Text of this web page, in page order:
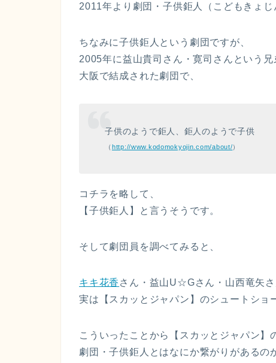
2011年より劇団・子供鉅人（こどもきょじ
ちなみに子供鉅人という劇団ですが、
2005年に益山貴司さん・寛司さんという兄
大阪で結成された劇団で、
子供のようで鉅人、鉅人のようで子供
（ http://www.kodomokyojin.com/about/）
コチラを略して、
【子供鉅人】と言うそうです。
そして劇団員を調べてみると、
キキ花香 さん・益山U☆Gさん・山西竜矢さ
実は【スカッとジャパン】のシュートショ
こういったことから【スカッとジャパン】
劇団・子供鉅人とはなにか繋がりがあるの